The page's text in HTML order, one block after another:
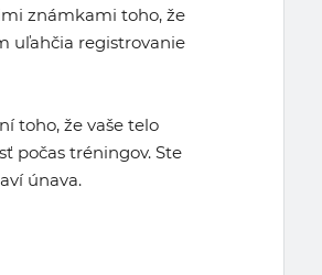
známkami toho, že
uľahčia registrovanie
toho, že vaše telo
počas tréningov. Ste
únava.